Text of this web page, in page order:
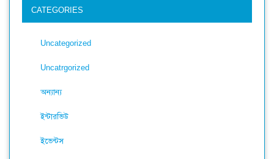
CATEGORIES
Uncategorized
Uncatrgorized
অন্যান্য
ইন্টারভিউ
ইভেন্টস